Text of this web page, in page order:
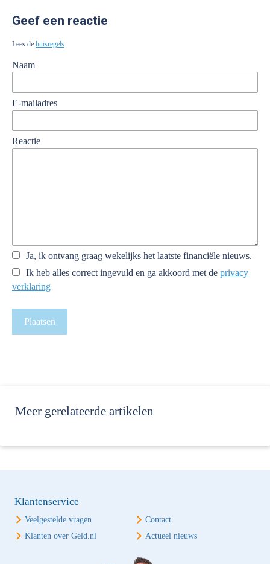
Geef een reactie
Lees de huisregels
Naam
E-mailadres
Reactie
Ja, ik ontvang graag wekelijks het laatste financiële nieuws.
Ik heb alles correct ingevuld en ga akkoord met de privacy
verklaring
Plaatsen
Meer gerelateerde artikelen
Klantenservice
Veelgestelde vragen
Contact
Klanten over Geld.nl
Actueel nieuws